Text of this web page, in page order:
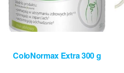
ColoNormax Extra 300 g